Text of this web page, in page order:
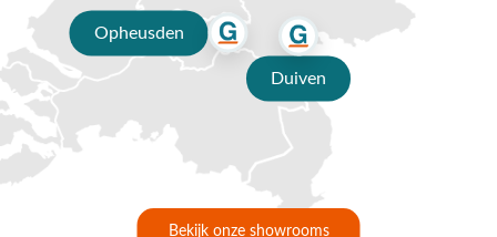
Impressions tot 4 Seasons Outdoor. Met behulp van ons handige
filtersysteem vindt u eenvoudig en snel de houten loungebank van uw
dromen.
Een loungebank van hout is milieuvriendelijk en blijft lang mooi. Voor
een nóg langere levensduur raden we aan om uw houten
tuinmeubelen 1 à 2 keer per jaar goed te onderhouden en bij slecht
weer binnen te zetten.
Op zoek naar een tuin loungebank van hout zonder kussens? Die
Opheusden
Duiven
Bekijk onze showrooms